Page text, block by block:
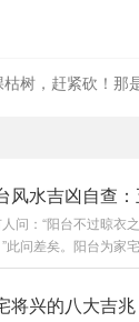
树，赶紧砍！那
问：“阳台不过晾衣
此问差矣。阳台为家
出入之咽喉，亦是
风水之核心要诀，以
将兴的八大吉